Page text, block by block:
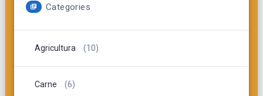
Categories
Agricultura (10)
Carne (6)